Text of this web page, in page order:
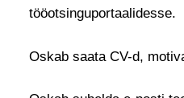
tööotsinguportaalidesse.
Oskab saata CV-d,